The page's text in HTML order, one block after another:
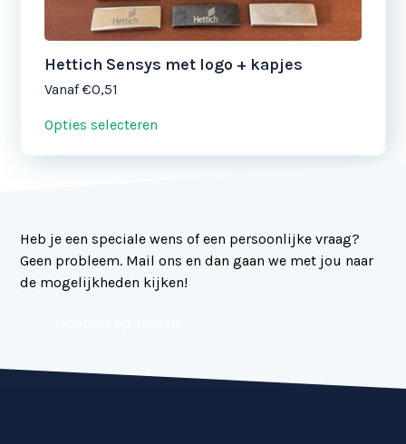
Hettich Sensys met logo + kapjes
Vanaf €0,51
Opties selecteren
Heb je een speciale wens of een persoonlijke vraag?
Geen probleem. Mail ons en dan gaan we met jou naar
de mogelijkheden kijken!